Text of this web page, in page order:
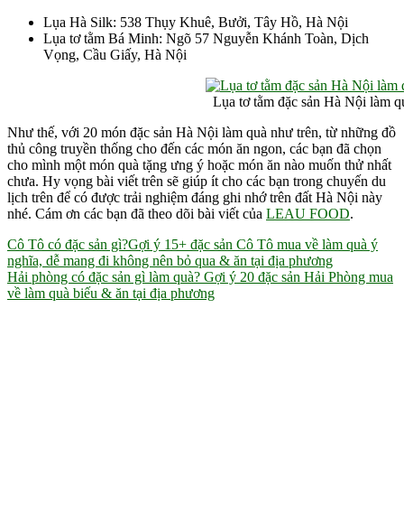
Lụa Hà Silk: 538 Thụy Khuê, Bưởi, Tây Hồ, Hà Nội
Lụa tơ tằm Bá Minh: Ngõ 57 Nguyễn Khánh Toàn, Dịch
Vọng, Cầu Giấy, Hà Nội
Lụa tơ tằm đặc sản Hà Nội làm
Như thế, với 20 món đặc sản Hà Nội làm quà như trên, từ những đồ
thủ công truyền thống cho đến các món ăn ngon, các bạn đã chọn
cho mình một món quà tặng ưng ý hoặc món ăn nào muốn thử nhất
chưa. Hy vọng bài viết trên sẽ giúp ít cho các bạn trong chuyến du
lịch trên để có được trải nghiệm đáng ghi nhớ trên đất Hà Nội này
nhé. Cám ơn các bạn đã theo dõi bài viết của LEAU FOOD.
Điều
hướng
bài
Cô Tô có đặc sản gì?Gợi ý 15+ đặc sản Cô Tô mua về làm quà ý
nghĩa, dễ mang đi không nên bỏ qua & ăn tại địa phương
Hải phòng có đặc sản gì làm quà? Gợi ý 20 đặc sản Hải Phòng mua
về làm quà biếu & ăn tại địa phương